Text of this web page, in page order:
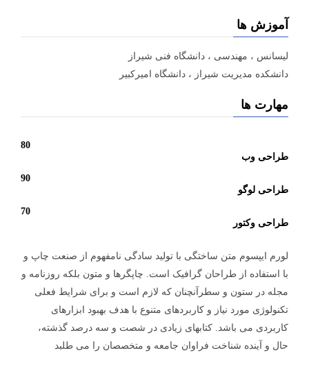
آموزش ها
لیسانس ، مهندسی ، دانشگاه فنی شیراز
دانشکده مدیریت شیراز ، دانشگاه امیرکبیر
مهارت ها
طراحی وب
80
طراحی لوگو
90
طراحی وکتور
70
لورم ایپسوم متن ساختگی با تولید سادگی نامفهوم از صنعت چاپ و
با استفاده از طراحان گرافیک است. چاپگرها و متون بلکه روزنامه و
مجله در ستون و سطرآنچنان که لازم است و برای شرایط فعلی
تکنولوژی مورد نیاز و کاربردهای متنوع با هدف بهبود ابزارهای
کاربردی می باشد. کتابهای زیادی در شصت و سه درصد گذشته،
حال و آینده شناخت فراوان جامعه و متخصصان را می طلبد